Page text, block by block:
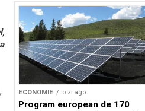
ECONOMIE o zi ago
Program european de 170